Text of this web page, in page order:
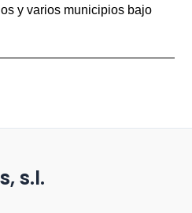
y varios municipios bajo
s.l.